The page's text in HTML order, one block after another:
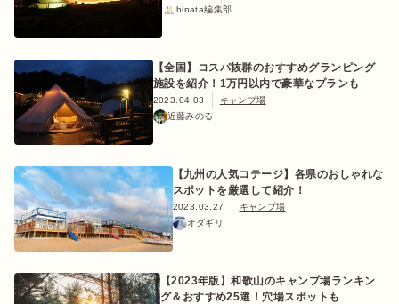
hinata編集部
【全国】コスパ抜群のおすすめグランピング
施設を紹介！1万円以内で豪華なプランも
2023.04.03
キャンプ場
近藤みのる
【九州の人気コテージ】各県のおしゃれな
スポットを厳選して紹介！
2023.03.27
キャンプ場
オダギリ
【2023年版】和歌山のキャンプ場ランキン
グ＆おすすめ25選！穴場スポットも